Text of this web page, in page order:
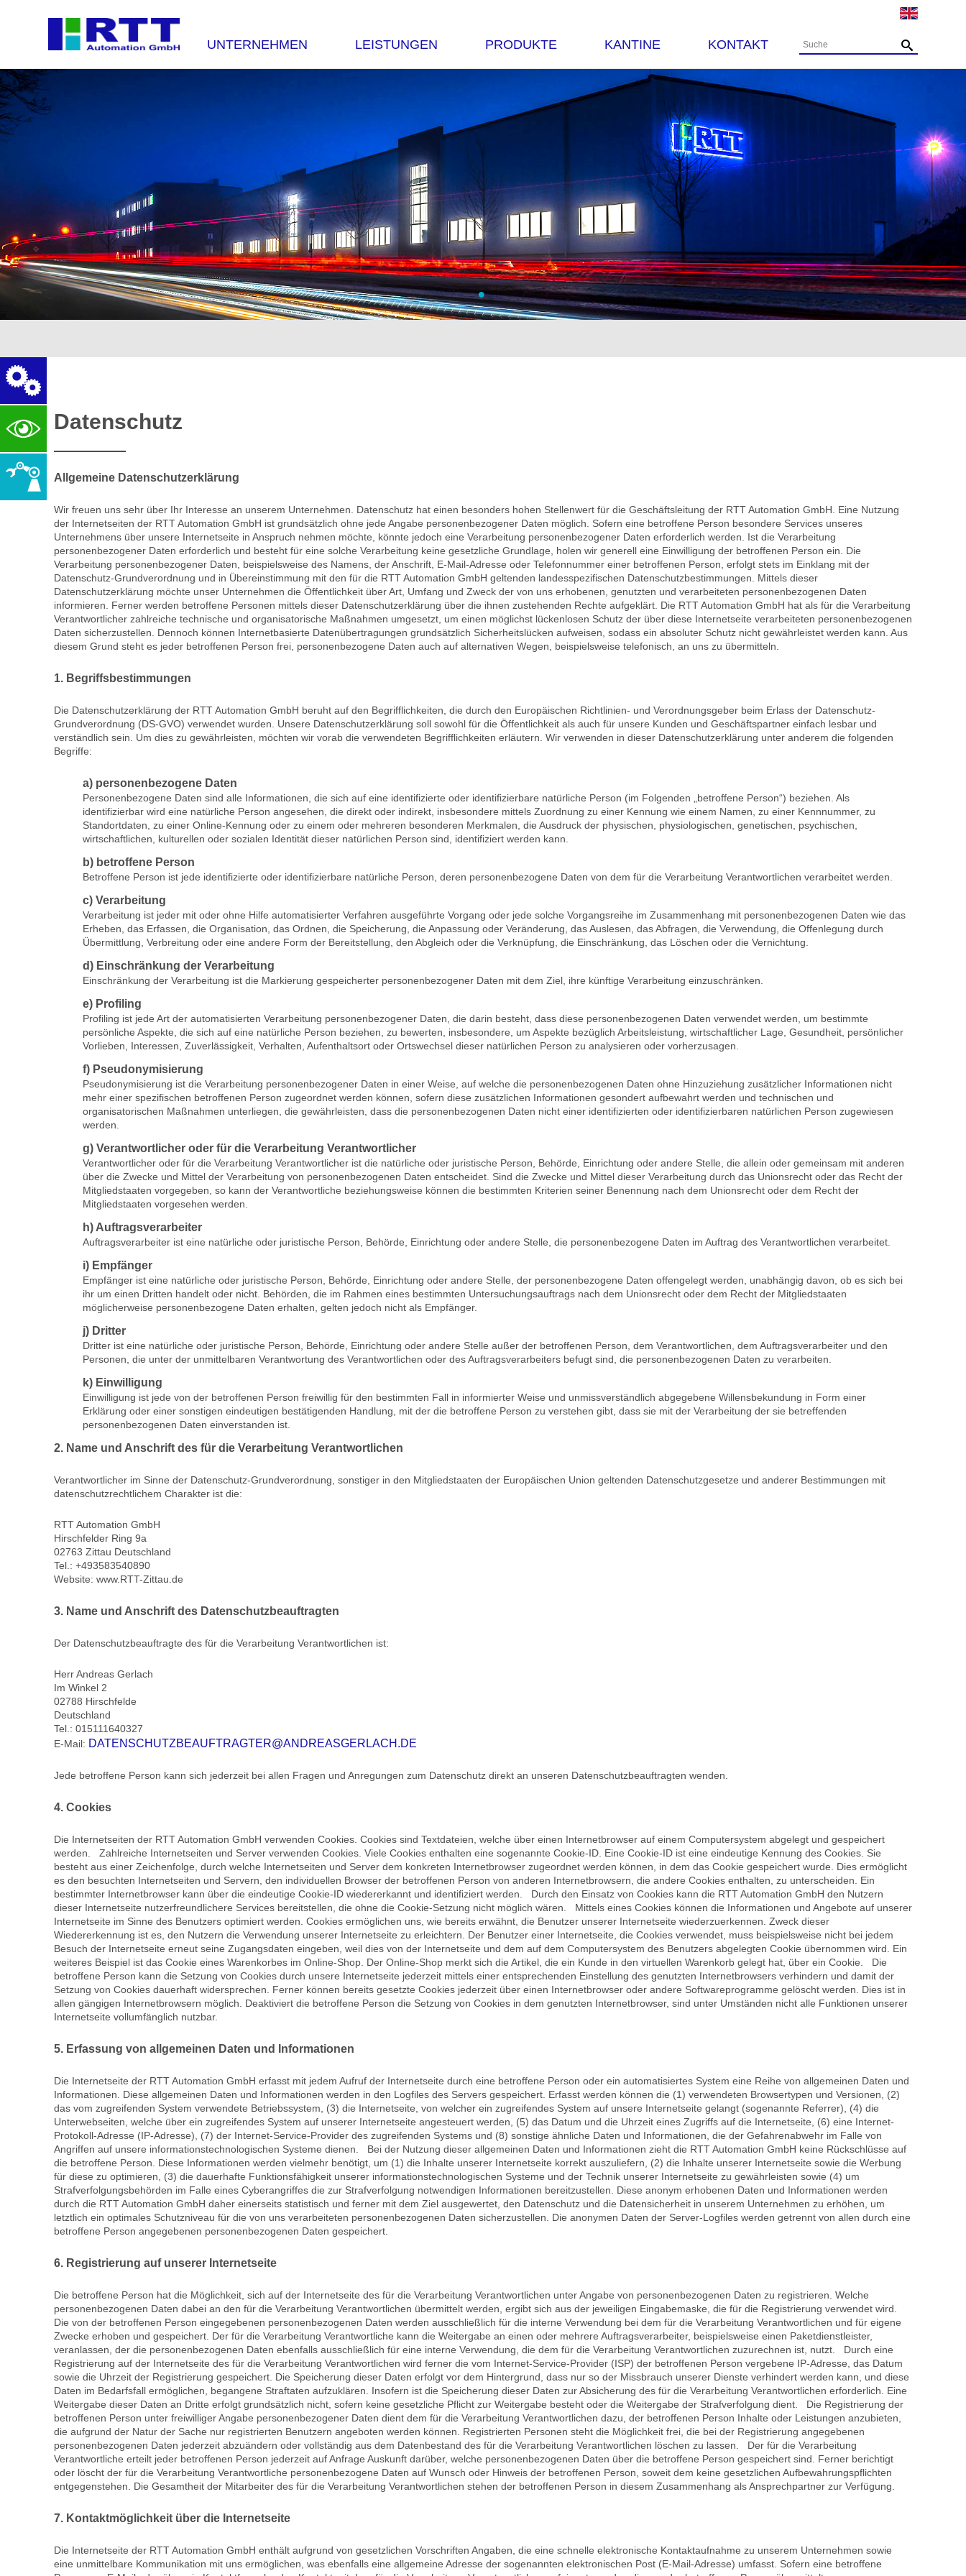
UNTERNEHMEN LEISTUNGEN PRODUKTE KANTINE KONTAKT
•
Datenschutz
Allgemeine Datenschutzerklärung
Wir freuen uns sehr über Ihr Interesse an unserem Unternehmen. Datenschutz hat einen besonders hohen Stellenwert für die Geschäftsleitung der RTT Automation GmbH. Eine Nutzung
der Internetseiten der RTT Automation GmbH ist grundsätzlich ohne jede Angabe personenbezogener Daten möglich. Sofern eine betroffene Person besondere Services unseres
Unternehmens über unsere Internetseite in Anspruch nehmen möchte, könnte jedoch eine Verarbeitung personenbezogener Daten erforderlich werden. Ist die Verarbeitung
personenbezogener Daten erforderlich und besteht für eine solche Verarbeitung keine gesetzliche Grundlage, holen wir generell eine Einwilligung der betroffenen Person ein. Die
Verarbeitung personenbezogener Daten, beispielsweise des Namens, der Anschrift, E-Mail-Adresse oder Telefonnummer einer betroffenen Person, erfolgt stets im Einklang mit der
Datenschutz-Grundverordnung und in Übereinstimmung mit den für die RTT Automation GmbH geltenden landesspezifischen Datenschutzbestimmungen. Mittels dieser
Datenschutzerklärung möchte unser Unternehmen die Öffentlichkeit über Art, Umfang und Zweck der von uns erhobenen, genutzten und verarbeiteten personenbezogenen Daten
informieren. Ferner werden betroffene Personen mittels dieser Datenschutzerklärung über die ihnen zustehenden Rechte aufgeklärt. Die RTT Automation GmbH hat als für die Verarbeitung
Verantwortlicher zahlreiche technische und organisatorische Maßnahmen umgesetzt, um einen möglichst lückenlosen Schutz der über diese Internetseite verarbeiteten personenbezogenen
Daten sicherzustellen. Dennoch können Internetbasierte Datenübertragungen grundsätzlich Sicherheitslücken aufweisen, sodass ein absoluter Schutz nicht gewährleistet werden kann. Aus
diesem Grund steht es jeder betroffenen Person frei, personenbezogene Daten auch auf alternativen Wegen, beispielsweise telefonisch, an uns zu übermitteln.
1. Begriffsbestimmungen
Die Datenschutzerklärung der RTT Automation GmbH beruht auf den Begrifflichkeiten, die durch den Europäischen Richtlinien- und Verordnungsgeber beim Erlass der Datenschutz-
Grundverordnung (DS-GVO) verwendet wurden. Unsere Datenschutzerklärung soll sowohl für die Öffentlichkeit als auch für unsere Kunden und Geschäftspartner einfach lesbar und
verständlich sein. Um dies zu gewährleisten, möchten wir vorab die verwendeten Begrifflichkeiten erläutern. Wir verwenden in dieser Datenschutzerklärung unter anderem die folgenden
Begriffe:
a) personenbezogene Daten
Personenbezogene Daten sind alle Informationen, die sich auf eine identifizierte oder identifizierbare natürliche Person (im Folgenden „betroffene Person“) beziehen. Als
identifizierbar wird eine natürliche Person angesehen, die direkt oder indirekt, insbesondere mittels Zuordnung zu einer Kennung wie einem Namen, zu einer Kennnummer, zu
Standortdaten, zu einer Online-Kennung oder zu einem oder mehreren besonderen Merkmalen, die Ausdruck der physischen, physiologischen, genetischen, psychischen,
wirtschaftlichen, kulturellen oder sozialen Identität dieser natürlichen Person sind, identifiziert werden kann.
b) betroffene Person
Betroffene Person ist jede identifizierte oder identifizierbare natürliche Person, deren personenbezogene Daten von dem für die Verarbeitung Verantwortlichen verarbeitet werden.
c) Verarbeitung
Verarbeitung ist jeder mit oder ohne Hilfe automatisierter Verfahren ausgeführte Vorgang oder jede solche Vorgangsreihe im Zusammenhang mit personenbezogenen Daten wie das
Erheben, das Erfassen, die Organisation, das Ordnen, die Speicherung, die Anpassung oder Veränderung, das Auslesen, das Abfragen, die Verwendung, die Offenlegung durch
Übermittlung, Verbreitung oder eine andere Form der Bereitstellung, den Abgleich oder die Verknüpfung, die Einschränkung, das Löschen oder die Vernichtung.
d) Einschränkung der Verarbeitung
Einschränkung der Verarbeitung ist die Markierung gespeicherter personenbezogener Daten mit dem Ziel, ihre künftige Verarbeitung einzuschränken.
e) Profiling
Profiling ist jede Art der automatisierten Verarbeitung personenbezogener Daten, die darin besteht, dass diese personenbezogenen Daten verwendet werden, um bestimmte
persönliche Aspekte, die sich auf eine natürliche Person beziehen, zu bewerten, insbesondere, um Aspekte bezüglich Arbeitsleistung, wirtschaftlicher Lage, Gesundheit, persönlicher
Vorlieben, Interessen, Zuverlässigkeit, Verhalten, Aufenthaltsort oder Ortswechsel dieser natürlichen Person zu analysieren oder vorherzusagen.
f) Pseudonymisierung
Pseudonymisierung ist die Verarbeitung personenbezogener Daten in einer Weise, auf welche die personenbezogenen Daten ohne Hinzuziehung zusätzlicher Informationen nicht
mehr einer spezifischen betroffenen Person zugeordnet werden können, sofern diese zusätzlichen Informationen gesondert aufbewahrt werden und technischen und
organisatorischen Maßnahmen unterliegen, die gewährleisten, dass die personenbezogenen Daten nicht einer identifizierten oder identifizierbaren natürlichen Person zugewiesen
werden.
g) Verantwortlicher oder für die Verarbeitung Verantwortlicher
Verantwortlicher oder für die Verarbeitung Verantwortlicher ist die natürliche oder juristische Person, Behörde, Einrichtung oder andere Stelle, die allein oder gemeinsam mit anderen
über die Zwecke und Mittel der Verarbeitung von personenbezogenen Daten entscheidet. Sind die Zwecke und Mittel dieser Verarbeitung durch das Unionsrecht oder das Recht der
Mitgliedstaaten vorgegeben, so kann der Verantwortliche beziehungsweise können die bestimmten Kriterien seiner Benennung nach dem Unionsrecht oder dem Recht der
Mitgliedstaaten vorgesehen werden.
h) Auftragsverarbeiter
Auftragsverarbeiter ist eine natürliche oder juristische Person, Behörde, Einrichtung oder andere Stelle, die personenbezogene Daten im Auftrag des Verantwortlichen verarbeitet.
i) Empfänger
Empfänger ist eine natürliche oder juristische Person, Behörde, Einrichtung oder andere Stelle, der personenbezogene Daten offengelegt werden, unabhängig davon, ob es sich bei
ihr um einen Dritten handelt oder nicht. Behörden, die im Rahmen eines bestimmten Untersuchungsauftrags nach dem Unionsrecht oder dem Recht der Mitgliedstaaten
möglicherweise personenbezogene Daten erhalten, gelten jedoch nicht als Empfänger.
j) Dritter
Dritter ist eine natürliche oder juristische Person, Behörde, Einrichtung oder andere Stelle außer der betroffenen Person, dem Verantwortlichen, dem Auftragsverarbeiter und den
Personen, die unter der unmittelbaren Verantwortung des Verantwortlichen oder des Auftragsverarbeiters befugt sind, die personenbezogenen Daten zu verarbeiten.
k) Einwilligung
Einwilligung ist jede von der betroffenen Person freiwillig für den bestimmten Fall in informierter Weise und unmissverständlich abgegebene Willensbekundung in Form einer
Erklärung oder einer sonstigen eindeutigen bestätigenden Handlung, mit der die betroffene Person zu verstehen gibt, dass sie mit der Verarbeitung der sie betreffenden
personenbezogenen Daten einverstanden ist.
2. Name und Anschrift des für die Verarbeitung Verantwortlichen
Verantwortlicher im Sinne der Datenschutz-Grundverordnung, sonstiger in den Mitgliedstaaten der Europäischen Union geltenden Datenschutzgesetze und anderer Bestimmungen mit
datenschutzrechtlichem Charakter ist die:
RTT Automation GmbH
Hirschfelder Ring 9a
02763 Zittau Deutschland
Tel.: +493583540890
Website: www.RTT-Zittau.de
3. Name und Anschrift des Datenschutzbeauftragten
Der Datenschutzbeauftragte des für die Verarbeitung Verantwortlichen ist:
Herr Andreas Gerlach
Im Winkel 2
02788 Hirschfelde
Deutschland
Tel.: 015111640327
E-Mail: DATENSCHUTZBEAUFTRAGTER@ANDREASGERLACH.DE
Jede betroffene Person kann sich jederzeit bei allen Fragen und Anregungen zum Datenschutz direkt an unseren Datenschutzbeauftragten wenden.
4. Cookies
Die Internetseiten der RTT Automation GmbH verwenden Cookies. Cookies sind Textdateien, welche über einen Internetbrowser auf einem Computersystem abgelegt und gespeichert
werden. Zahlreiche Internetseiten und Server verwenden Cookies. Viele Cookies enthalten eine sogenannte Cookie-ID. Eine Cookie-ID ist eine eindeutige Kennung des Cookies. Sie
besteht aus einer Zeichenfolge, durch welche Internetseiten und Server dem konkreten Internetbrowser zugeordnet werden können, in dem das Cookie gespeichert wurde. Dies ermöglicht
es den besuchten Internetseiten und Servern, den individuellen Browser der betroffenen Person von anderen Internetbrowsern, die andere Cookies enthalten, zu unterscheiden. Ein
bestimmter Internetbrowser kann über die eindeutige Cookie-ID wiedererkannt und identifiziert werden. Durch den Einsatz von Cookies kann die RTT Automation GmbH den Nutzern
dieser Internetseite nutzerfreundlichere Services bereitstellen, die ohne die Cookie-Setzung nicht möglich wären. Mittels eines Cookies können die Informationen und Angebote auf unserer
Internetseite im Sinne des Benutzers optimiert werden. Cookies ermöglichen uns, wie bereits erwähnt, die Benutzer unserer Internetseite wiederzuerkennen. Zweck dieser
Wiedererkennung ist es, den Nutzern die Verwendung unserer Internetseite zu erleichtern. Der Benutzer einer Internetseite, die Cookies verwendet, muss beispielsweise nicht bei jedem
Besuch der Internetseite erneut seine Zugangsdaten eingeben, weil dies von der Internetseite und dem auf dem Computersystem des Benutzers abgelegten Cookie übernommen wird. Ein
weiteres Beispiel ist das Cookie eines Warenkorbes im Online-Shop. Der Online-Shop merkt sich die Artikel, die ein Kunde in den virtuellen Warenkorb gelegt hat, über ein Cookie. Die
betroffene Person kann die Setzung von Cookies durch unsere Internetseite jederzeit mittels einer entsprechenden Einstellung des genutzten Internetbrowsers verhindern und damit der
Setzung von Cookies dauerhaft widersprechen. Ferner können bereits gesetzte Cookies jederzeit über einen Internetbrowser oder andere Softwareprogramme gelöscht werden. Dies ist in
allen gängigen Internetbrowsern möglich. Deaktiviert die betroffene Person die Setzung von Cookies in dem genutzten Internetbrowser, sind unter Umständen nicht alle Funktionen unserer
Internetseite vollumfänglich nutzbar.
5. Erfassung von allgemeinen Daten und Informationen
Die Internetseite der RTT Automation GmbH erfasst mit jedem Aufruf der Internetseite durch eine betroffene Person oder ein automatisiertes System eine Reihe von allgemeinen Daten und
Informationen. Diese allgemeinen Daten und Informationen werden in den Logfiles des Servers gespeichert. Erfasst werden können die (1) verwendeten Browsertypen und Versionen, (2)
das vom zugreifenden System verwendete Betriebssystem, (3) die Internetseite, von welcher ein zugreifendes System auf unsere Internetseite gelangt (sogenannte Referrer), (4) die
Unterwebseiten, welche über ein zugreifendes System auf unserer Internetseite angesteuert werden, (5) das Datum und die Uhrzeit eines Zugriffs auf die Internetseite, (6) eine Internet-
Protokoll-Adresse (IP-Adresse), (7) der Internet-Service-Provider des zugreifenden Systems und (8) sonstige ähnliche Daten und Informationen, die der Gefahrenabwehr im Falle von
Angriffen auf unsere informationstechnologischen Systeme dienen. Bei der Nutzung dieser allgemeinen Daten und Informationen zieht die RTT Automation GmbH keine Rückschlüsse auf
die betroffene Person. Diese Informationen werden vielmehr benötigt, um (1) die Inhalte unserer Internetseite korrekt auszuliefern, (2) die Inhalte unserer Internetseite sowie die Werbung
für diese zu optimieren, (3) die dauerhafte Funktionsfähigkeit unserer informationstechnologischen Systeme und der Technik unserer Internetseite zu gewährleisten sowie (4) um
Strafverfolgungsbehörden im Falle eines Cyberangriffes die zur Strafverfolgung notwendigen Informationen bereitzustellen. Diese anonym erhobenen Daten und Informationen werden
durch die RTT Automation GmbH daher einerseits statistisch und ferner mit dem Ziel ausgewertet, den Datenschutz und die Datensicherheit in unserem Unternehmen zu erhöhen, um
letztlich ein optimales Schutzniveau für die von uns verarbeiteten personenbezogenen Daten sicherzustellen. Die anonymen Daten der Server-Logfiles werden getrennt von allen durch eine
betroffene Person angegebenen personenbezogenen Daten gespeichert.
6. Registrierung auf unserer Internetseite
Die betroffene Person hat die Möglichkeit, sich auf der Internetseite des für die Verarbeitung Verantwortlichen unter Angabe von personenbezogenen Daten zu registrieren. Welche
personenbezogenen Daten dabei an den für die Verarbeitung Verantwortlichen übermittelt werden, ergibt sich aus der jeweiligen Eingabemaske, die für die Registrierung verwendet wird.
Die von der betroffenen Person eingegebenen personenbezogenen Daten werden ausschließlich für die interne Verwendung bei dem für die Verarbeitung Verantwortlichen und für eigene
Zwecke erhoben und gespeichert. Der für die Verarbeitung Verantwortliche kann die Weitergabe an einen oder mehrere Auftragsverarbeiter, beispielsweise einen Paketdienstleister,
veranlassen, der die personenbezogenen Daten ebenfalls ausschließlich für eine interne Verwendung, die dem für die Verarbeitung Verantwortlichen zuzurechnen ist, nutzt. Durch eine
Registrierung auf der Internetseite des für die Verarbeitung Verantwortlichen wird ferner die vom Internet-Service-Provider (ISP) der betroffenen Person vergebene IP-Adresse, das Datum
sowie die Uhrzeit der Registrierung gespeichert. Die Speicherung dieser Daten erfolgt vor dem Hintergrund, dass nur so der Missbrauch unserer Dienste verhindert werden kann, und diese
Daten im Bedarfsfall ermöglichen, begangene Straftaten aufzuklären. Insofern ist die Speicherung dieser Daten zur Absicherung des für die Verarbeitung Verantwortlichen erforderlich. Eine
Weitergabe dieser Daten an Dritte erfolgt grundsätzlich nicht, sofern keine gesetzliche Pflicht zur Weitergabe besteht oder die Weitergabe der Strafverfolgung dient. Die Registrierung der
betroffenen Person unter freiwilliger Angabe personenbezogener Daten dient dem für die Verarbeitung Verantwortlichen dazu, der betroffenen Person Inhalte oder Leistungen anzubieten,
die aufgrund der Natur der Sache nur registrierten Benutzern angeboten werden können. Registrierten Personen steht die Möglichkeit frei, die bei der Registrierung angegebenen
personenbezogenen Daten jederzeit abzuändern oder vollständig aus dem Datenbestand des für die Verarbeitung Verantwortlichen löschen zu lassen. Der für die Verarbeitung
Verantwortliche erteilt jeder betroffenen Person jederzeit auf Anfrage Auskunft darüber, welche personenbezogenen Daten über die betroffene Person gespeichert sind. Ferner berichtigt
oder löscht der für die Verarbeitung Verantwortliche personenbezogene Daten auf Wunsch oder Hinweis der betroffenen Person, soweit dem keine gesetzlichen Aufbewahrungspflichten
entgegenstehen. Die Gesamtheit der Mitarbeiter des für die Verarbeitung Verantwortlichen stehen der betroffenen Person in diesem Zusammenhang als Ansprechpartner zur Verfügung.
7. Kontaktmöglichkeit über die Internetseite
Die Internetseite der RTT Automation GmbH enthält aufgrund von gesetzlichen Vorschriften Angaben, die eine schnelle elektronische Kontaktaufnahme zu unserem Unternehmen sowie
eine unmittelbare Kommunikation mit uns ermöglichen, was ebenfalls eine allgemeine Adresse der sogenannten elektronischen Post (E-Mail-Adresse) umfasst. Sofern eine betroffene